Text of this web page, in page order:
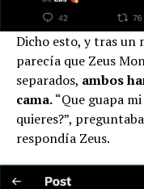
Dicho esto, y tras un
parecía que Zeus
separados, ambos
cama.“Que guapa
quieres?”,
respondía Zeus.